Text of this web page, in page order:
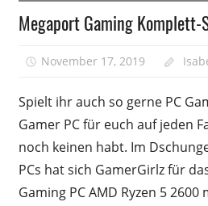
Megaport Gaming Komplett-
November 17, 2019
Spielt ihr auch so gerne PC
Gamer PC für euch auf jeden
noch keinen habt. Im
PCs hat sich GamerGirlz für
Gaming PC AMD Ryzen 5 2600